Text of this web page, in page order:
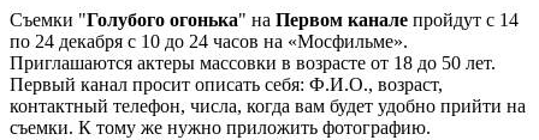
Съемки "Голубого огонька" на Первом канале пройдут с 14
по 24 декабря с 10 до 24 часов на «Мосфильме».
Приглашаются актеры массовки в возрасте от 18 до 50 лет.
Первый канал просит описать себя: Ф.И.О., возраст,
контактный телефон, числа, когда вам будет удобно прийти на
съемки. К тому же нужно приложить фотографию.